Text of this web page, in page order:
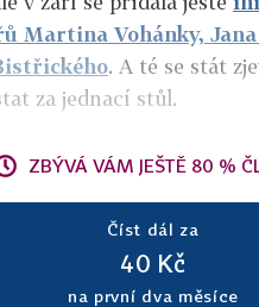
Martina Vohánky,
. A té se stát
za jednací stůl.
ZBÝVÁ VÁM JEŠTĚ 80 %
Číst dál za
40 Kč
na první dva měsíce